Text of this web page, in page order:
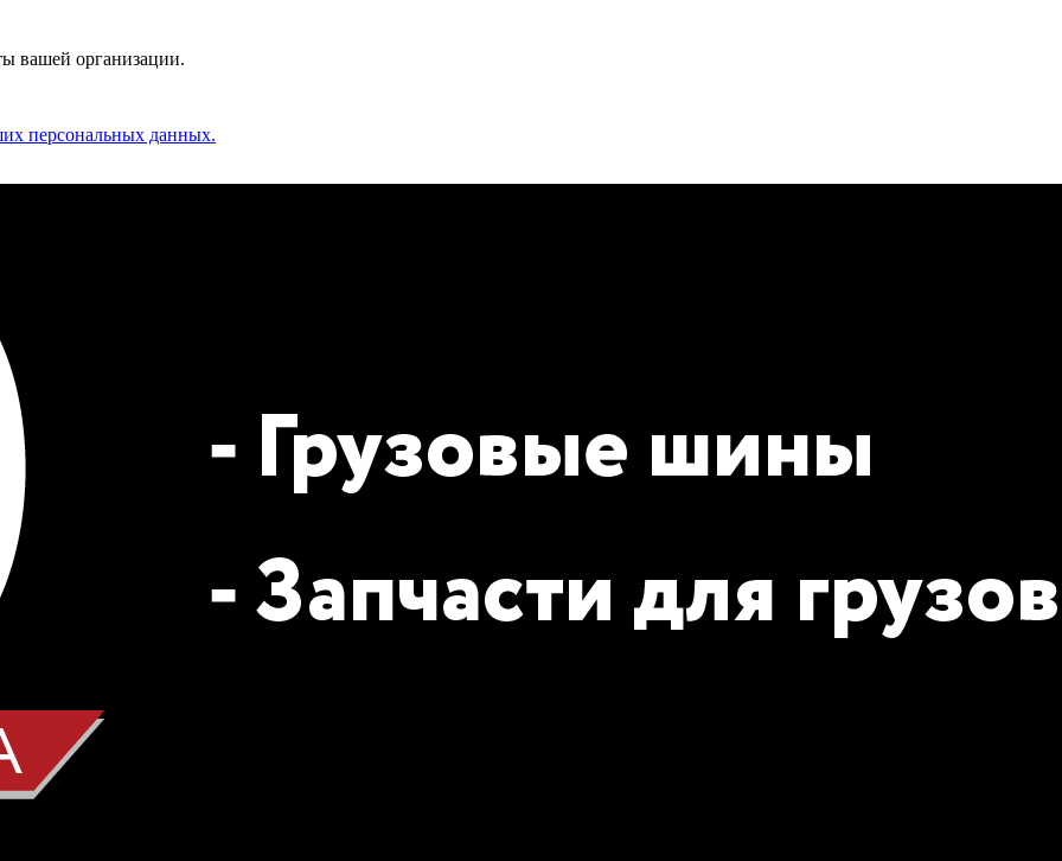
вашей организации.
персональных данных.